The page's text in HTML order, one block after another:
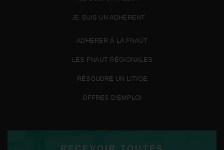
JE SUIS UN ADHÉRENT
ADHÉRER À LA FNAUT
LES FNAUT RÉGIONALES
RÉSOUDRE UN LITIGE
OFFRES D’EMPLOI